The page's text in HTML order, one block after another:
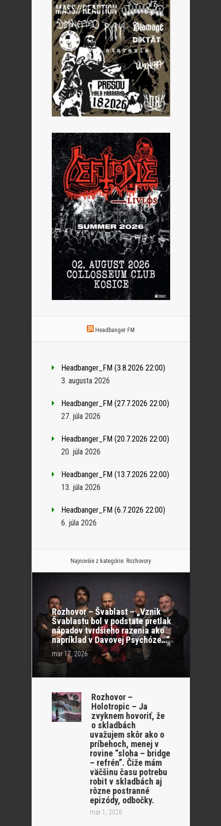
Headbanger FM
Headbanger_FM (3.8.2026 22:00)
3. augusta 2026
Headbanger_FM (27.7.2026 22:00)
27. júla 2026
Headbanger_FM (20.7.2026 22:00)
20. júla 2026
Headbanger_FM (13.7.2026 22:00)
13. júla 2026
Headbanger_FM (6.7.2026 22:00)
6. júla 2026
Najnovšie z kategórie: Rozhovory
Rozhovor – Švablast – „Vznik
Švablastu bol v podstate pretlak
nápadov tvrdšieho razenia ako
napríklad v Davovej Psychóze…“
mar 17, 2026
Rozhovor –
Holotropic – Ja
zvyknem hovoriť, že
o skladbách
uvažujem skôr ako o
príbehoch, menej v
rovine “sloha – bridge
– refrén”. Čiže mám
väčšinu času potrebu
robit v skladbách aj
rôzne postranné
epizódy, odbočky.
mar 1, 2026